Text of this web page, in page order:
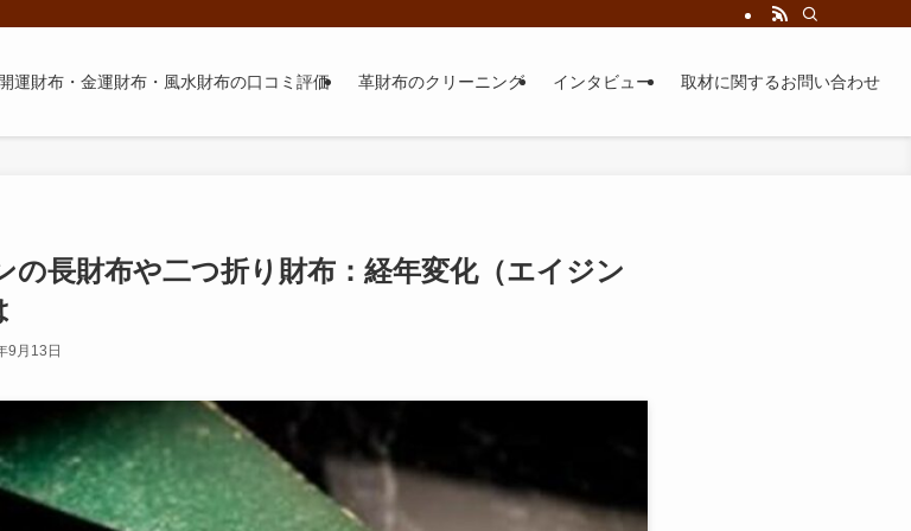
開運財布・金運財布・風水財布の口コミ評価 革財布のクリーニング インタビュー 取材に関するお問い合わせ
の長財布や二つ折り財布：経年変化（エイジン
9月13日